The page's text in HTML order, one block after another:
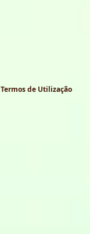
Termos de Utilização